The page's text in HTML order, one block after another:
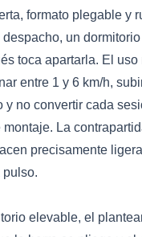
formato plegable y
despacho, un
toca apartarla. El uso
entre 1 y 6 km/h,
y no convertir cada
La
precisamente
pulso.
elevable, el